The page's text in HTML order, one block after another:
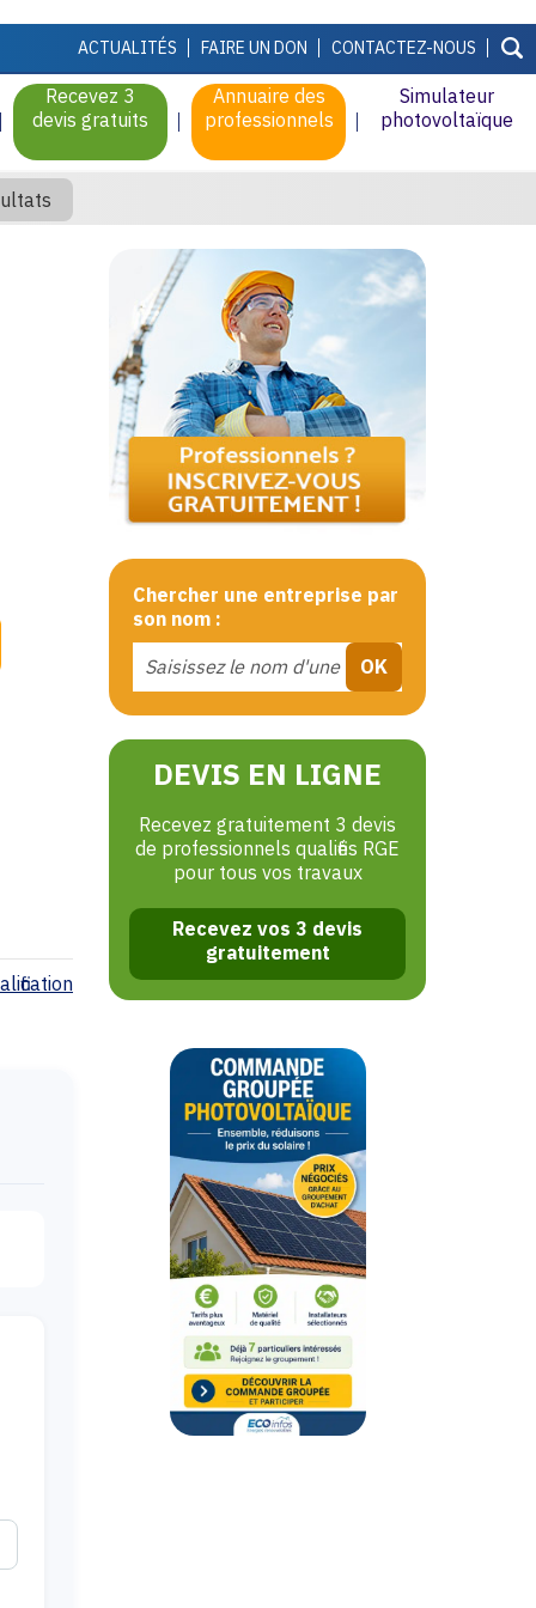
ACTUALITÉS FAIRE UN DON CONTACTEZ-NOUS
Recevez 3
devis gratuits
Annuaire des
professionnels
Simulateur
photovoltaïque
Chercher une entreprise par
son nom :
DEVIS EN LIGNE
Recevez gratuitement 3 devis
de professionnels qualifiés RGE
pour tous vos travaux
Recevez vos 3 devis
gratuitement